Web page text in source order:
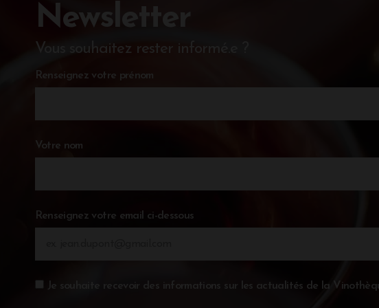
Newsletter
Vous souhaitez rester informé.e ?
Renseignez votre prénom
Votre nom
Renseignez votre email ci-dessous
Je souhaite recevoir des informations sur les actualités de la